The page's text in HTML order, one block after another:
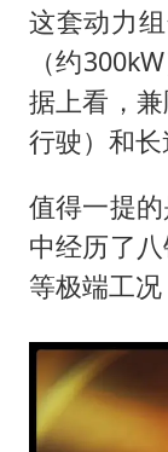
这套动力
（约
据上看，
行驶）和长
值得一提
中经历了
等极端工况